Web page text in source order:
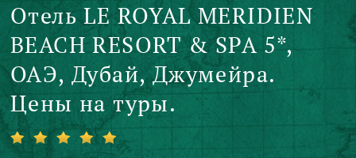
Отель LE ROYAL MERIDIEN
BEACH RESORT & SPA 5*,
ОАЭ, Дубай, Джумейра.
Цены на туры.